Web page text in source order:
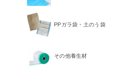
PPガラ袋・土のう袋
その他養生材